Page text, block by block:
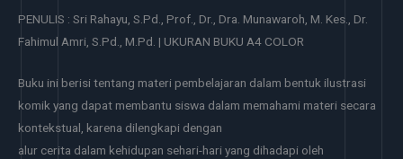
PENULIS : Sri Rahayu, S.Pd., Prof., Dr., Dra. Munawaroh, M. Kes., Dr.
Fahimul Amri, S.Pd., M.Pd. | UKURAN BUKU A4 COLOR
Buku ini berisi tentang materi pembelajaran dalam bentuk ilustrasi
komik yang dapat membantu siswa dalam memahami materi secara
kontekstual, karena dilengkapi dengan
alur cerita dalam kehidupan sehari-hari yang dihadapi oleh